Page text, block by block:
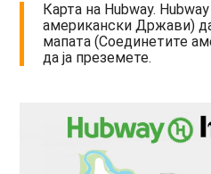
Карта на Hubway.
американски Држави)
мапата (Соединетите
да ја преземете.